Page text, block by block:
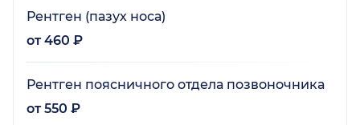
Рентген (пазух носа)
от 460 ₽
Рентген поясничного отдела позвоночника
от 550 ₽